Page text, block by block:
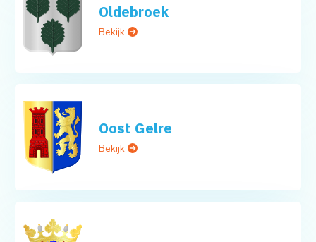
Oldebroek
Bekijk
Oost Gelre
Bekijk